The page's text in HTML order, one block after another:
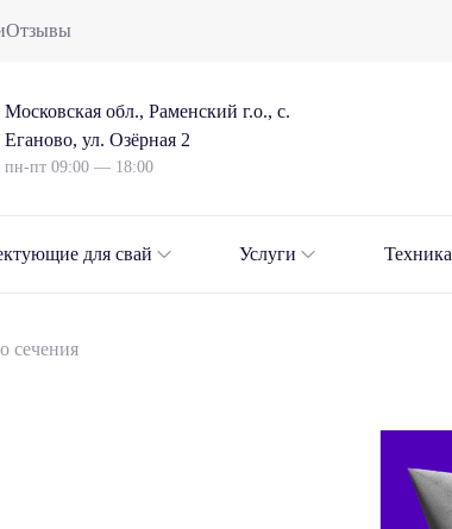
Отзывы
Московская обл., Раменский г.о., с.
Еганово, ул. Озёрная 2
пн-пт 09:00 — 18:00
для свай Услуги Техника
сечения